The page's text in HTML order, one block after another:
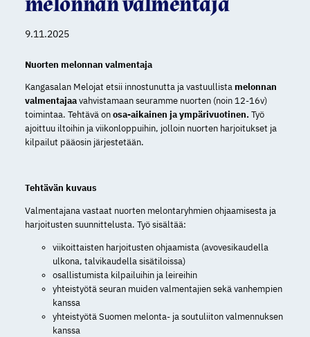
9.11.2025
Nuorten melonnan valmentaja
Kangasalan Melojat etsii innostunutta ja vastuullistamelonnan
valmentajaavahvistamaan seuramme nuorten (noin 12-16v)
toimintaa. Tehtävä onosa-aikainen ja ympärivuotinen. Työ
ajoittuu iltoihin ja viikonloppuihin, jolloin nuorten harjoitukset ja
kilpailut pääosin järjestetään.
Tehtävän kuvaus
Valmentajana vastaat nuorten melontaryhmien ohjaamisesta ja
harjoitusten suunnittelusta. Työ sisältää:
viikoittaisten harjoitusten ohjaamista (avovesikaudella
ulkona, talvikaudella sisätiloissa)
osallistumista kilpailuihin ja leireihin
yhteistyötä seuran muiden valmentajien sekä vanhempien
kanssa
yhteistyötä Suomen melonta- ja soutuliiton valmennuksen
kanssa